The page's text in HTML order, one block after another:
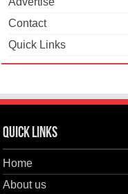
Contact
Quick Links
Quick Links
Home
About us